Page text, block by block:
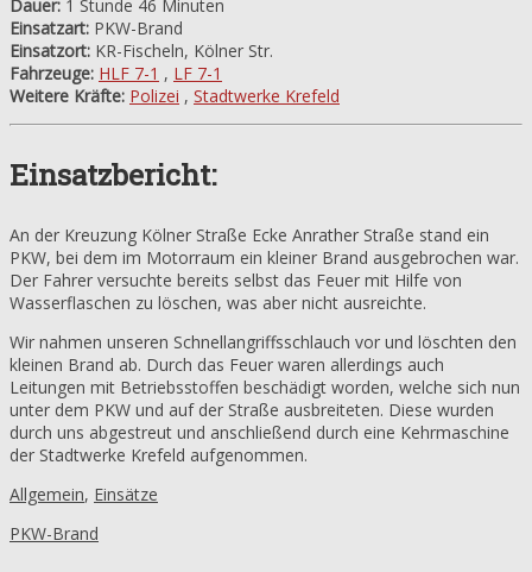
Dauer: 1 Stunde 46 Minuten
Einsatzart: PKW-Brand
Einsatzort: KR-Fischeln, Kölner Str.
Fahrzeuge: HLF 7-1 , LF 7-1
Weitere Kräfte: Polizei , Stadtwerke Krefeld
Einsatzbericht:
An der Kreuzung Kölner Straße Ecke Anrather Straße stand ein
PKW, bei dem im Motorraum ein kleiner Brand ausgebrochen war.
Der Fahrer versuchte bereits selbst das Feuer mit Hilfe von
Wasserflaschen zu löschen, was aber nicht ausreichte.
Wir nahmen unseren Schnellangriffsschlauch vor und löschten den
kleinen Brand ab. Durch das Feuer waren allerdings auch
Leitungen mit Betriebsstoffen beschädigt worden, welche sich nun
unter dem PKW und auf der Straße ausbreiteten. Diese wurden
durch uns abgestreut und anschließend durch eine Kehrmaschine
der Stadtwerke Krefeld aufgenommen.
Allgemein, Einsätze
PKW-Brand